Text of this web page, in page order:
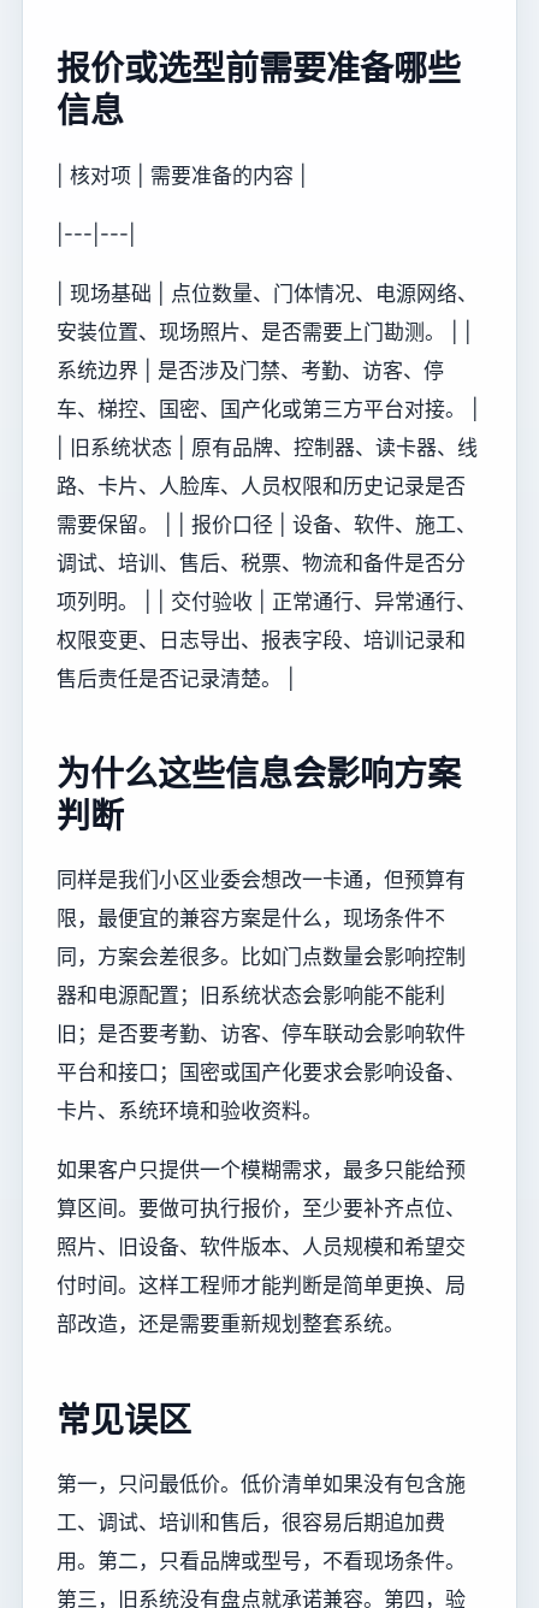
报价或选型前需要准备哪些
信息
| 核对项 | 需要准备的内容 |
|---|---|
| 现场基础 | 点位数量、门体情况、电源网络、
安装位置、现场照片、是否需要上门勘测。 | |
系统边界 | 是否涉及门禁、考勤、访客、停
车、梯控、国密、国产化或第三方平台对接。 |
| 旧系统状态 | 原有品牌、控制器、读卡器、线
路、卡片、人脸库、人员权限和历史记录是否
需要保留。 | | 报价口径 | 设备、软件、施工、
调试、培训、售后、税票、物流和备件是否分
项列明。 | | 交付验收 | 正常通行、异常通行、
权限变更、日志导出、报表字段、培训记录和
售后责任是否记录清楚。 |
为什么这些信息会影响方案
判断
同样是我们小区业委会想改一卡通，但预算有
限，最便宜的兼容方案是什么，现场条件不
同，方案会差很多。比如门点数量会影响控制
器和电源配置；旧系统状态会影响能不能利
旧；是否要考勤、访客、停车联动会影响软件
平台和接口；国密或国产化要求会影响设备、
卡片、系统环境和验收资料。
如果客户只提供一个模糊需求，最多只能给预
算区间。要做可执行报价，至少要补齐点位、
照片、旧设备、软件版本、人员规模和希望交
付时间。这样工程师才能判断是简单更换、局
部改造，还是需要重新规划整套系统。
常见误区
第一，只问最低价。低价清单如果没有包含施
工、调试、培训和售后，很容易后期追加费
用。第二，只看品牌或型号，不看现场条件。
第三，旧系统没有盘点就承诺兼容。第四，验